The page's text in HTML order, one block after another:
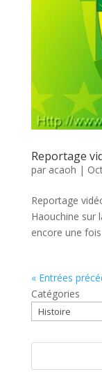
Reportage
par acaoh |
Reportage
Haouchine sur
encore une
« Entrées
Catégories